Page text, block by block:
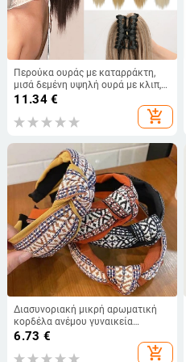
Περούκα ουράς με καταρράκτη,
μισά δεμένη υψηλή ουρά με κλιπ,
μοντέλο W0109, ίνες υψηλής
θερμοκρασίας, может να βαφτεί ή
να ισιωθεί
11.34€
add_shopping_cart
Διασυνοριακή μικρή αρωματική
κορδέλα ανέμου γυναικεία
κορεατική έκδοση ρετρό φαρδιά
κορδέλα για τα μαλλιά, αξεσουάρ
μαλλιών φουρκέτας, φθινόπωρο
6.73 €
add_shopping_cart